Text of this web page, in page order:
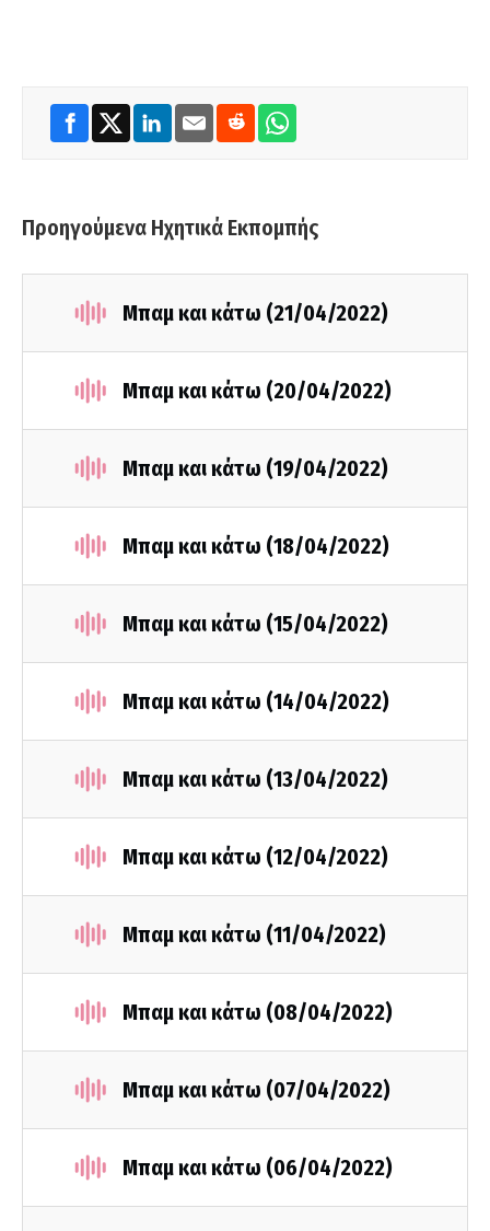
Προηγούμενα Ηχητικά Εκπομπής
Μπαμ και κάτω (21/04/2022)
Μπαμ και κάτω (20/04/2022)
Μπαμ και κάτω (19/04/2022)
Μπαμ και κάτω (18/04/2022)
Μπαμ και κάτω (15/04/2022)
Μπαμ και κάτω (14/04/2022)
Μπαμ και κάτω (13/04/2022)
Μπαμ και κάτω (12/04/2022)
Μπαμ και κάτω (11/04/2022)
Μπαμ και κάτω (08/04/2022)
Μπαμ και κάτω (07/04/2022)
Μπαμ και κάτω (06/04/2022)